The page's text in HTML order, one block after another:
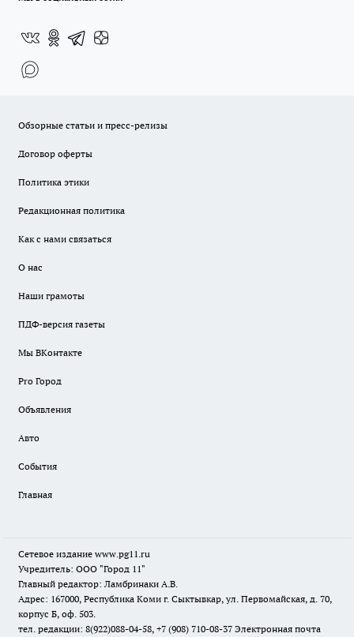
Обзорные статьи и пресс-релизы
Договор оферты
Политика этики
Редакционная политика
Как с нами связаться
О нас
Наши грамоты
ПДФ-версия газеты
Мы ВКонтакте
Pro Город
Объявления
Авто
События
Главная
Сетевое издание www.pg11.ru
Учредитель: ООО "Город 11"
Главный редактор: Ламбринаки А.В.
Адрес: 167000, Республика Коми г. Сыктывкар, ул. Первомайская, д. 70,
корпус Б, оф. 503.
тел. редакции: 8(922)088-04-58, +7 (908) 710-08-37 Электронная почта